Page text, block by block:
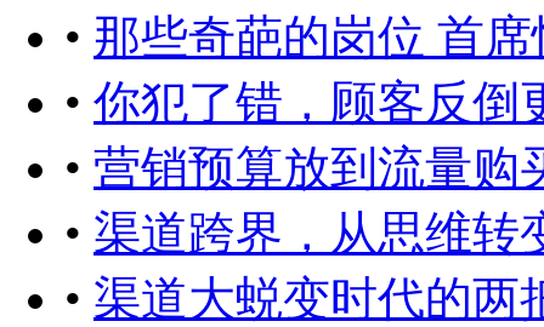
• 那些奇葩的岗位 首
• 你犯了错，顾客反倒
• 营销预算放到流量购
• 渠道跨界，从思维转
• 渠道大蜕变时代的两